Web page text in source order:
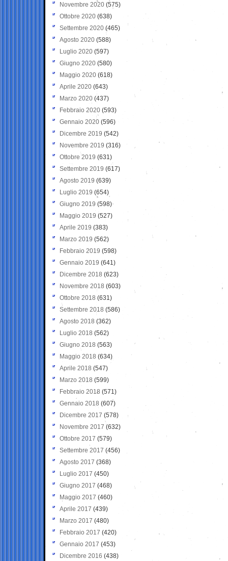
Novembre 2020 (575)
Ottobre 2020 (638)
Settembre 2020(465)
Agosto 2020 (588)
Luglio 2020 (597)
Giugno 2020 (580)
Maggio 2020 (618)
Aprile 2020 (643)
Marzo 2020 (437)
Febbraio 2020 (593)
Gennaio 2020 (596)
Dicembre 2019 (542)
Novembre 2019 (316)
Ottobre 2019 (631)
Settembre 2019 (617)
Agosto 2019 (639)
Luglio 2019 (654)
Giugno 2019 (598)
Maggio 2019 (527)
Aprile 2019 (383)
Marzo 2019 (562)
Febbraio 2019 (598)
Gennaio 2019 (641)
Dicembre 2018 (623)
Novembre 2018 (603)
Ottobre 2018 (631)
Settembre 2018 (586)
Agosto 2018 (362)
Luglio 2018 (562)
Giugno 2018 (563)
Maggio 2018 (634)
Aprile 2018 (547)
Marzo 2018 (599)
Febbraio 2018 (571)
Gennaio 2018 (607)
Dicembre 2017 (578)
Novembre 2017 (632)
Ottobre 2017 (579)
Settembre 2017 (456)
Agosto 2017 (368)
Luglio 2017 (450)
Giugno 2017 (468)
Maggio 2017 (460)
Aprile 2017 (439)
Marzo 2017 (480)
Febbraio 2017 (420)
Gennaio 2017 (453)
Dicembre 2016 (438)